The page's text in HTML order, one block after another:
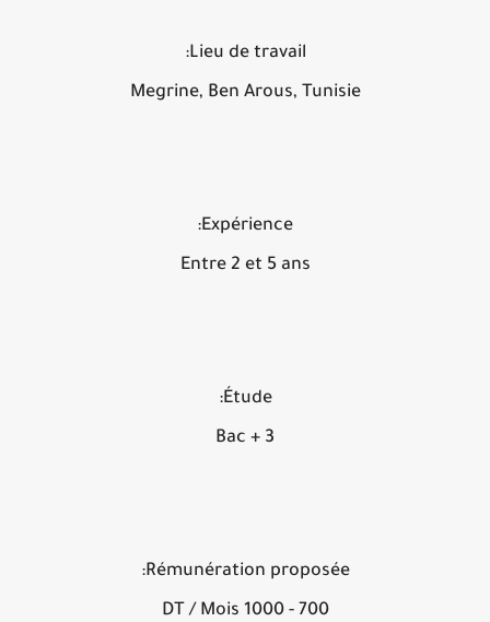
Lieu de travail:
Megrine, Ben Arous, Tunisie
Expérience:
Entre 2 et 5 ans
Étude:
Bac + 3
Rémunération proposée:
700 - 1000 DT / Mois